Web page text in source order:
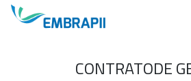
CONTRATODE